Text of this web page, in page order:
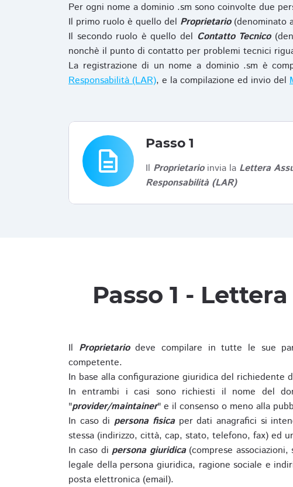
Per ogni nome a dominio .sm sono coinvolte due
Il primo ruolo è quello del Proprietario(denominato
Il secondo ruolo è quello del Contatto Tecnico
nonchè il punto di contatto per problemi tecnici
La registrazione di un nome a dominio .sm è
Responsabilità (LAR), e la compilazione ed invio del
description
Passo 1
Il Proprietarioinvia la Lettera
Responsabilità (LAR)
Passo 1 -
Il Proprietariodeve compilare in tutte le sue
competente.
In base alla configurazione giuridica del richiedente
In entrambi i casi sono richiesti il nome del
"provider/maintainer" e il consenso o meno alla
In caso dipersona fisicaper dati anagrafici si
stessa (indirizzo, città, cap, stato, telefono, fax) ed
In caso dipersona giuridica(comprese
legale della persona giuridica, ragione sociale e
posta elettronica (email).